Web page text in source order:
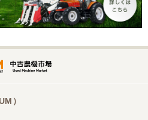
渡し【P11475389】
）